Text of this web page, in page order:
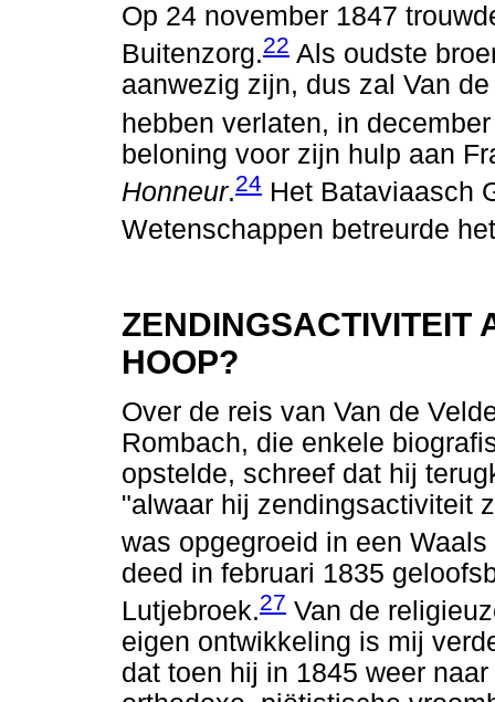
Op 24 november 1847
Buitenzorg.22 Als oudste
aanwezig zijn, dus zal Van
hebben verlaten, in
beloning voor zijn hulp aan
Honneur.24 Het Bataviaasch
Wetenschappen betreurde
ZENDINGSACTIVITEIT
HOOP?
Over de reis van Van de
Rombach, die enkele
opstelde, schreef dat hij
"alwaar hij zendingsactiviteit
was opgegroeid in een
deed in februari 1835
Lutjebroek.27 Van de
eigen ontwikkeling is mij
dat toen hij in 1845 weer